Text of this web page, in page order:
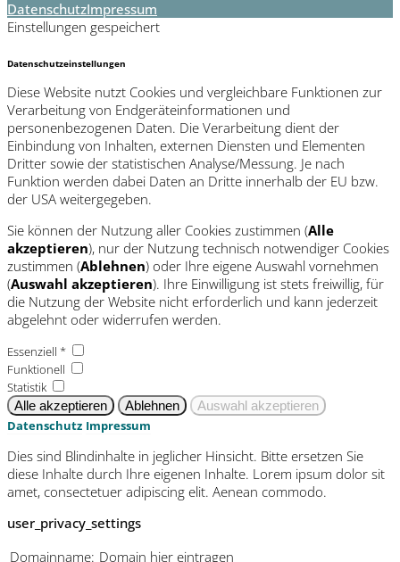
DatenschutzImpressum
Einstellungen gespeichert
Datenschutzeinstellungen
Diese Website nutzt Cookies und vergleichbare Funktionen zur
Verarbeitung von Endgeräteinformationen und
personenbezogenen Daten. Die Verarbeitung dient der
Einbindung von Inhalten, externen Diensten und Elementen
Dritter sowie der statistischen Analyse/Messung. Je nach
Funktion werden dabei Daten an Dritte innerhalb der EU bzw.
der USA weitergegeben.
Sie können der Nutzung aller Cookies zustimmen (Alle
akzeptieren), nur der Nutzung technisch notwendiger Cookies
zustimmen (Ablehnen) oder Ihre eigene Auswahl vornehmen
(Auswahl akzeptieren). Ihre Einwilligung ist stets freiwillig, für
die Nutzung der Website nicht erforderlich und kann jederzeit
abgelehnt oder widerrufen werden.
Essenziell *
Funktionell
Statistik
Datenschutz Impressum
Dies sind Blindinhalte in jeglicher Hinsicht. Bitte ersetzen Sie
diese Inhalte durch Ihre eigenen Inhalte. Lorem ipsum dolor sit
amet, consectetuer adipiscing elit. Aenean commodo.
user_privacy_settings
Domainname: Domain hier eintragen